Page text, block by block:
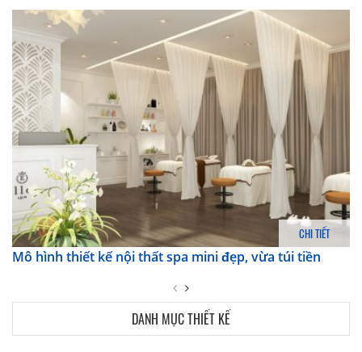
CHI TIẾT
Mô hình thiết kế nội thất spa mini đẹp, vừa túi tiền
DANH MỤC THIẾT KẾ